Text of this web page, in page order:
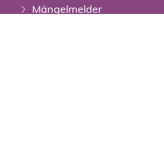
Mängelmelder